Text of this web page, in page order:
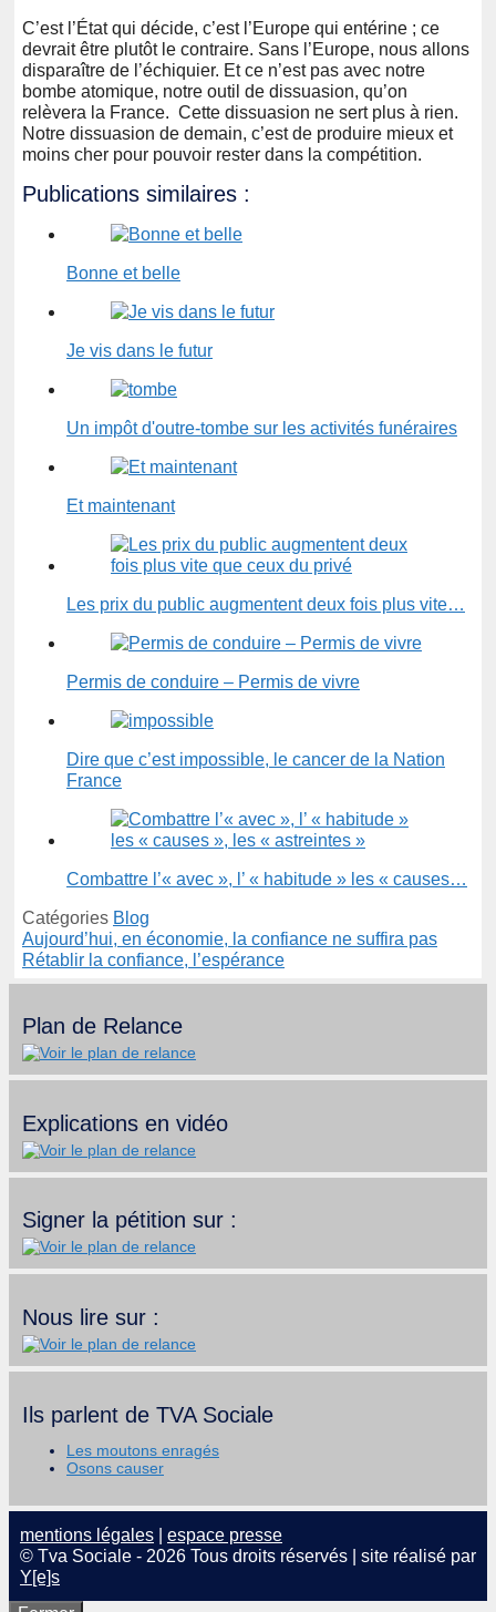
C’est l’État qui décide, c’est l’Europe qui entérine ; ce
devrait être plutôt le contraire. Sans l’Europe, nous allons
disparaître de l’échiquier. Et ce n’est pas avec notre
bombe atomique, notre outil de dissuasion, qu’on
relèvera la France. Cette dissuasion ne sert plus à rien.
Notre dissuasion de demain, c’est de produire mieux et
moins cher pour pouvoir rester dans la compétition.
Publications similaires :
Bonne et belle
Je vis dans le futur
Un impôt d'outre-tombe sur les activités funéraires
Et maintenant
Les prix du public augmentent deux fois plus vite…
Permis de conduire – Permis de vivre
Dire que c’est impossible, le cancer de la Nation
France
Combattre l’« avec », l’ « habitude » les « causes…
Catégories Blog
Aujourd’hui, en économie, la confiance ne suffira pas
Rétablir la confiance, l’espérance
Plan de Relance
Explications en vidéo
Signer la pétition sur :
Nous lire sur :
Ils parlent de TVA Sociale
Les moutons enragés
Osons causer
mentions légales
espace presse
© Tva Sociale - 2026 Tous droits réservés | site réalisé par
Y[e]s